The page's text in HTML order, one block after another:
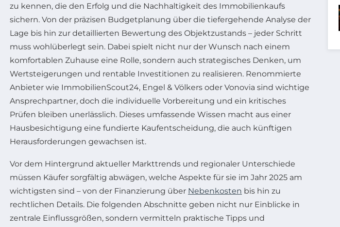
zu kennen, die den Erfolg und die Nachhaltigkeit des Immobilienkaufs
sichern. Von der präzisen Budgetplanung über die tiefergehende Analyse der
Lage bis hin zur detaillierten Bewertung des Objektzustands – jeder Schritt
muss wohlüberlegt sein. Dabei spielt nicht nur der Wunsch nach einem
komfortablen Zuhause eine Rolle, sondern auch strategisches Denken, um
Wertsteigerungen und rentable Investitionen zu realisieren. Renommierte
Anbieter wie ImmobilienScout24, Engel & Völkers oder Vonovia sind wichtige
Ansprechpartner, doch die individuelle Vorbereitung und ein kritisches
Prüfen bleiben unerlässlich. Dieses umfassende Wissen macht aus einer
Hausbesichtigung eine fundierte Kaufentscheidung, die auch künftigen
Herausforderungen gewachsen ist.
Vor dem Hintergrund aktueller Markttrends und regionaler Unterschiede
müssen Käufer sorgfältig abwägen, welche Aspekte für sie im Jahr 2025 am
wichtigsten sind – von der Finanzierung über Nebenkosten bis hin zu
rechtlichen Details. Die folgenden Abschnitte geben nicht nur Einblicke in
zentrale Einflussgrößen, sondern vermitteln praktische Tipps und